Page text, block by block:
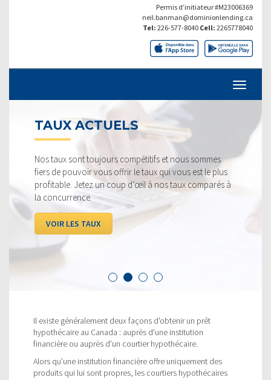
Permis d’initiateur #M23006369
neil.banman@dominionlending.ca
Tel: 226-577-8040 Cell: 2265778040
TAUX ACTUELS
Nos taux sont toujours compétitifs et nous sommes
fiers de pouvoir vous offrir le taux qui vous est le plus
profitable. Jetez un coup d’œil à nos taux comparés à
la concurrence.
VOIR LES TAUX
Il existe généralement deux façons d'obtenir un prêt
hypothécaire au Canada : auprès d'une institution
financière ou auprès d'un courtier hypothécaire.
Alors qu'une institution financière offre uniquement des
produits qui lui sont propres, les courtiers hypothécaires